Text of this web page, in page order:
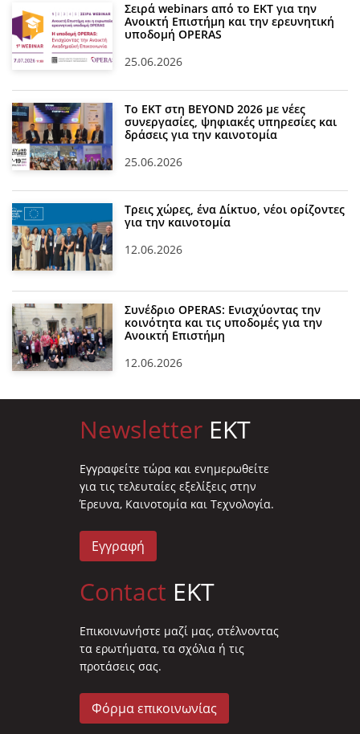
Σειρά webinars από το ΕΚΤ για την
Ανοικτή Επιστήμη και την ερευνητική
υποδομή OPERAS
25.06.2026
Το ΕΚΤ στη BEYOND 2026 με νέες
συνεργασίες, ψηφιακές υπηρεσίες και
δράσεις για την καινοτομία
25.06.2026
Τρεις χώρες, ένα Δίκτυο, νέοι ορίζοντες
για την καινοτομία
12.06.2026
Συνέδριο OPERAS: Ενισχύοντας την
κοινότητα και τις υποδομές για την
Ανοικτή Επιστήμη
12.06.2026
Newsletter EKT
Eγγραφείτε τώρα και ενημερωθείτε
για τις τελευταίες εξελίξεις στην
Έρευνα, Καινοτομία και Τεχνολογία.
Εγγραφή
Contact EKT
Επικοινωνήστε μαζί μας, στέλνοντας
τα ερωτήματα, τα σχόλια ή τις
προτάσεις σας.
Φόρμα επικοινωνίας